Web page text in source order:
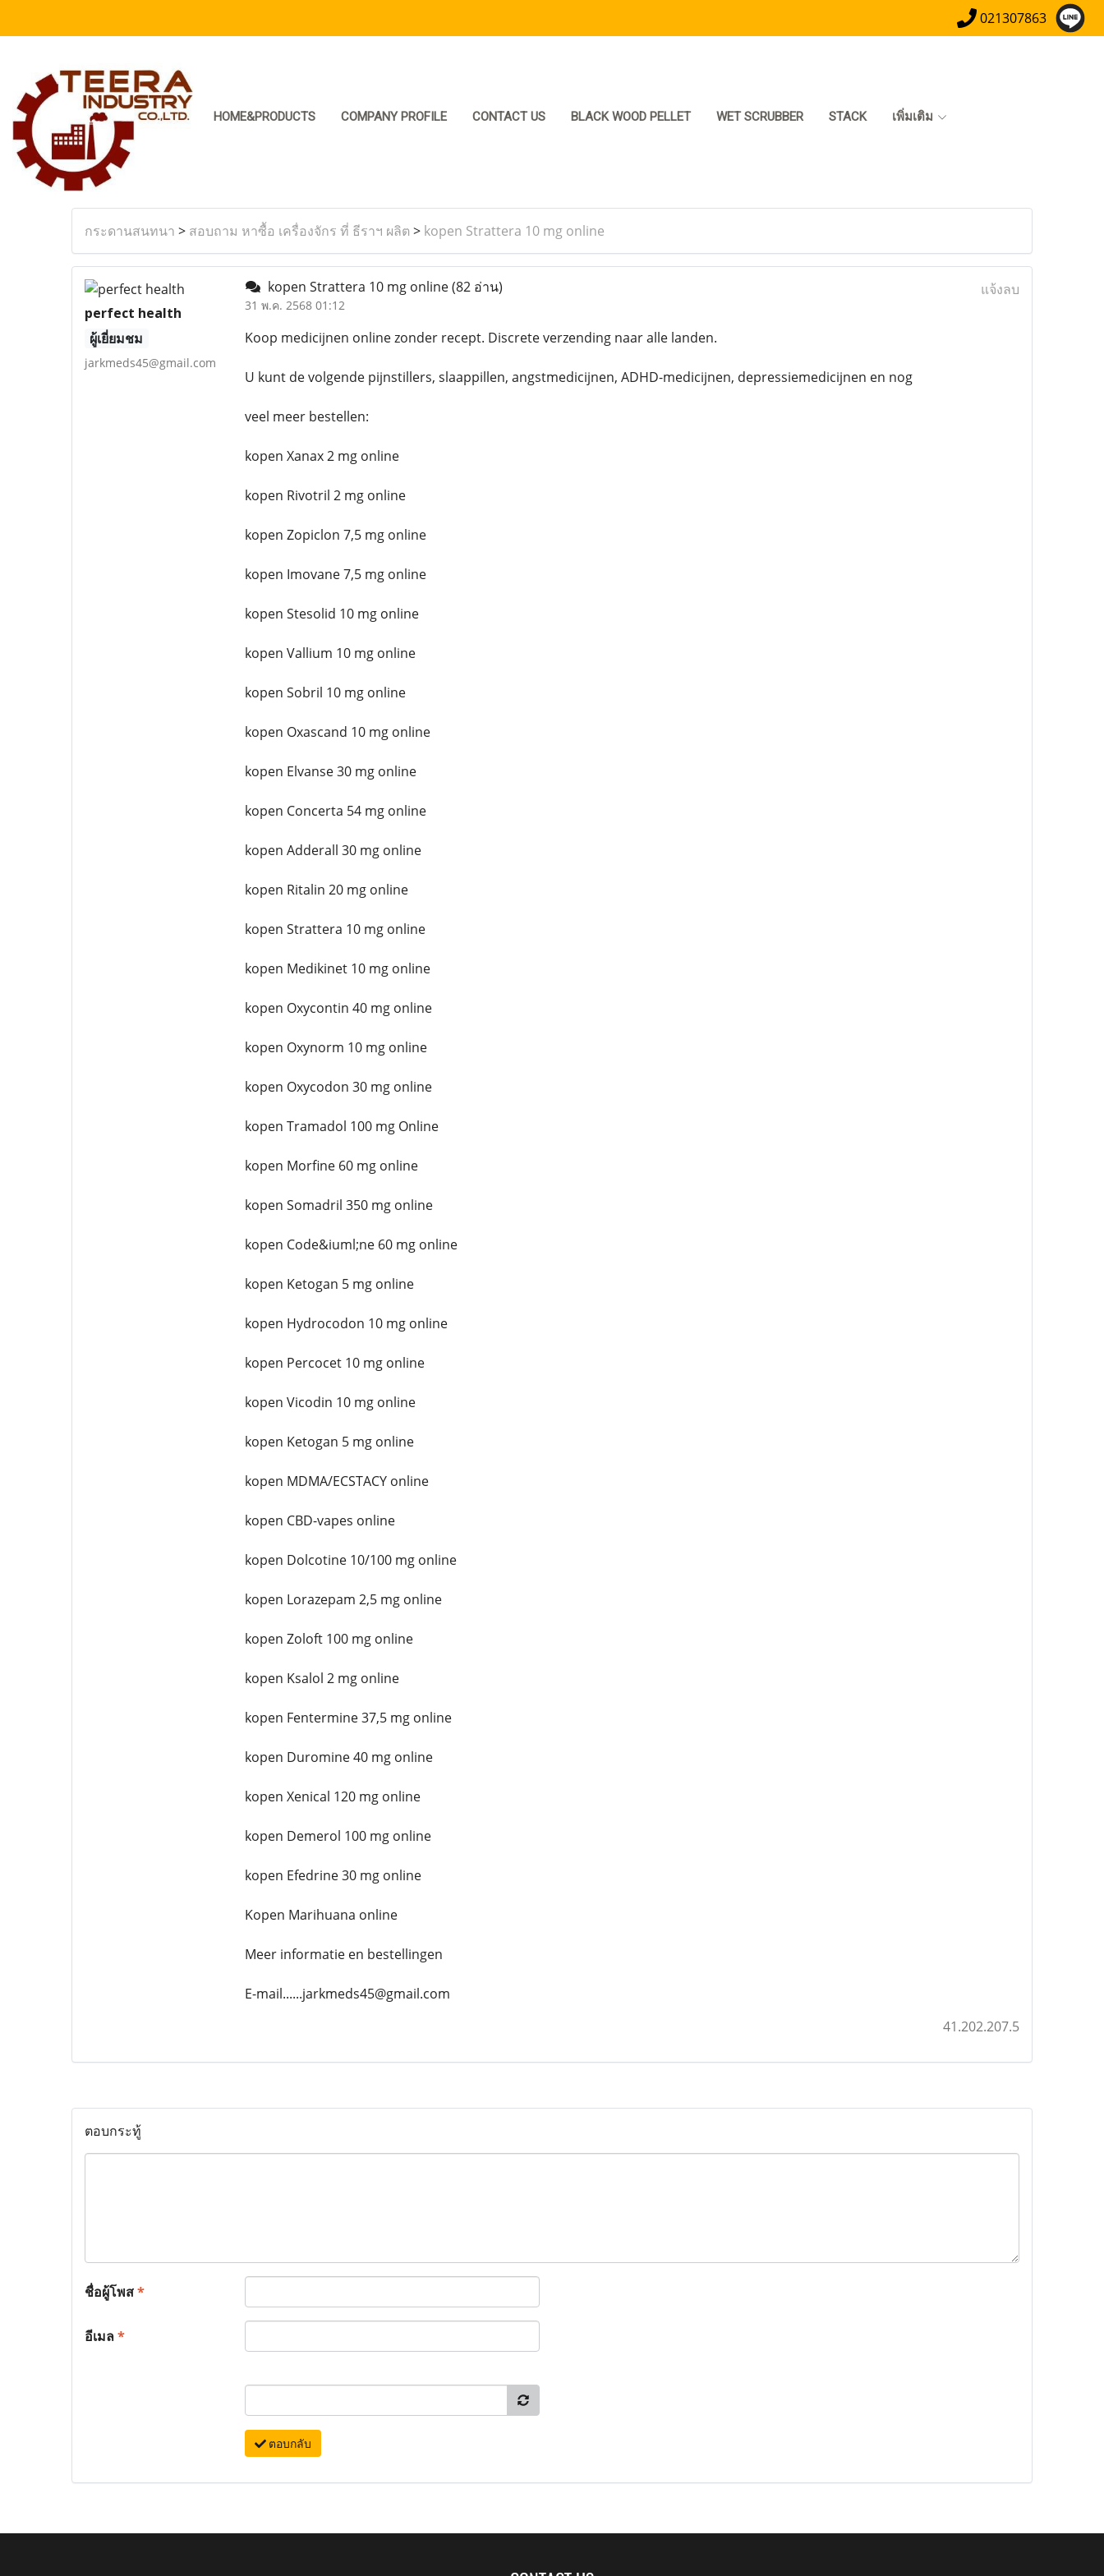
021307863
HOME&PRODUCTS COMPANY PROFILE CONTACT US BLACK WOOD PELLET WET SCRUBBER STACK เพิ่มเติม
กระดานสนทนา > สอบถาม หาซื้อ เครื่องจักร ที่ ธีราฯ ผลิต > kopen Strattera 10 mg online
perfect health
ผู้เยี่ยมชม
jarkmeds45@gmail.com
kopen Strattera 10 mg online(82 อ่าน)
31 พ.ค. 2568 01:12
แจ้งลบ
Koop medicijnen online zonder recept. Discrete verzending naar alle landen.
U kunt de volgende pijnstillers, slaappillen, angstmedicijnen, ADHD-medicijnen, depressiemedicijnen en nog
veel meer bestellen:
kopen Xanax 2 mg online
kopen Rivotril 2 mg online
kopen Zopiclon 7,5 mg online
kopen Imovane 7,5 mg online
kopen Stesolid 10 mg online
kopen Vallium 10 mg online
kopen Sobril 10 mg online
kopen Oxascand 10 mg online
kopen Elvanse 30 mg online
kopen Concerta 54 mg online
kopen Adderall 30 mg online
kopen Ritalin 20 mg online
kopen Strattera 10 mg online
kopen Medikinet 10 mg online
kopen Oxycontin 40 mg online
kopen Oxynorm 10 mg online
kopen Oxycodon 30 mg online
kopen Tramadol 100 mg Online
kopen Morfine 60 mg online
kopen Somadril 350 mg online
kopen Code&iuml;ne 60 mg online
kopen Ketogan 5 mg online
kopen Hydrocodon 10 mg online
kopen Percocet 10 mg online
kopen Vicodin 10 mg online
kopen Ketogan 5 mg online
kopen MDMA/ECSTACY online
kopen CBD-vapes online
kopen Dolcotine 10/100 mg online
kopen Lorazepam 2,5 mg online
kopen Zoloft 100 mg online
kopen Ksalol 2 mg online
kopen Fentermine 37,5 mg online
kopen Duromine 40 mg online
kopen Xenical 120 mg online
kopen Demerol 100 mg online
kopen Efedrine 30 mg online
Kopen Marihuana online
Meer informatie en bestellingen
E-mail......jarkmeds45@gmail.com
41.202.207.5
ตอบกระทู้
ชื่อผู้โพส*
อีเมล*
ตอบกลับ